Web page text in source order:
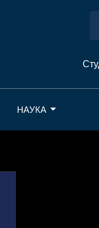
НАУКА